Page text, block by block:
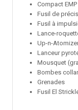
Compact
Fusil de
Fusil à
Lance-
Up-n-
Lanceur
Mousquet
Bombes
Grenades
Fusil El